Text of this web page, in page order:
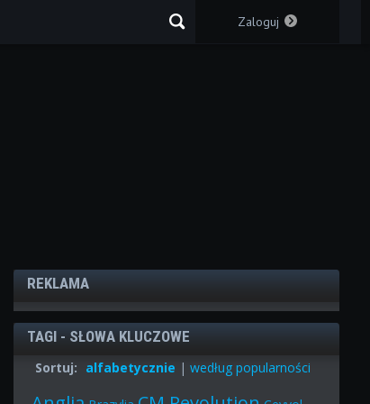
Zaloguj
REKLAMA
TAGI - SŁOWA KLUCZOWE
Sortuj: alfabetycznie |według popularności